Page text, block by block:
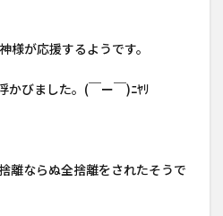
様が応援するようです。
かびました。(￣ー￣)ﾆﾔﾘ
離ならぬ全捨離をされたそうで